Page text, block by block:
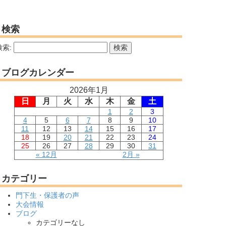
検索
索:
ブログカレンダー
2026年1月
日
月 火 水 木 金 土
« 12月 2月 »
1 2
3
4
5 6 7 8 9
10
11
12 13 14 15 16
17
18
19 20 21 22 23
24
25
26 27 28 29 30 31
カテゴリー
門下生・保護者の声
大会情報
ブログ
カテゴリーなし